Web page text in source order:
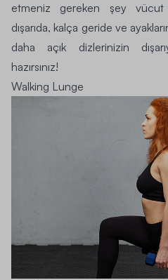
etmeniz gereken şey vücut
dışarıda, kalça geride ve
daha açık dizlerinizin
hazırsınız!
Walking Lunge